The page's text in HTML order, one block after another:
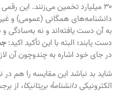
۳۰ میلیارد تخمین می‌زنند. این
دانشنامه‌های همگانی (عمومی) و
به آن دست یافته‌اند و نه به‌سادگی و
دست یابند؛ البته با این تأکید اکید:
در جای خود اشاره به چندوچون آن
شاید بد نباشد این مقایسه را هم در
الکترونیکیدانشنامهٔ بریتانیکا، از